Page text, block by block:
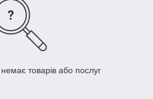
товарів або послуг